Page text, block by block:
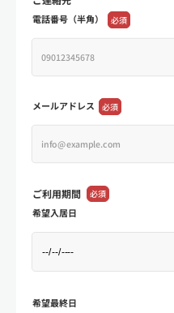
電話番号（半角） 必須
メールアドレス 必須
ご利用期間 必須
希望入居日
希望最終日